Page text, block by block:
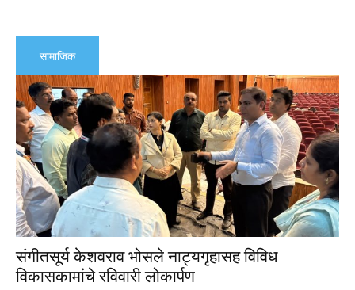
सामाजिक
संगीतसूर्य केशवराव भोसले नाट्यगृहासह विविध
विकासकामांचे रविवारी लोकार्पण